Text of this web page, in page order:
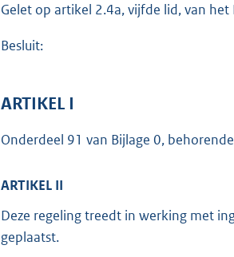
Gelet op artikel 2.4a, vijfde lid, van het
Besluit:
ARTIKEL I
Onderdeel 91 van Bijlage 0,
ARTIKEL II
Deze regeling treedt in werking met
geplaatst.